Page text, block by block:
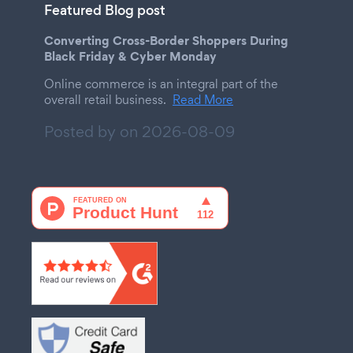
Featured Blog post
Converting Cross-Border Shoppers During
Black Friday & Cyber Monday
Online commerce is an integral part of the
overall retail business. Read More
Posted by on 2026-08-09